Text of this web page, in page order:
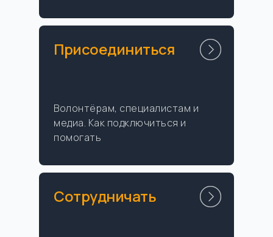
Волонтёрам, специалистам и
медиа. Как подключиться и
помогать
Присоединиться
Сотрудничать